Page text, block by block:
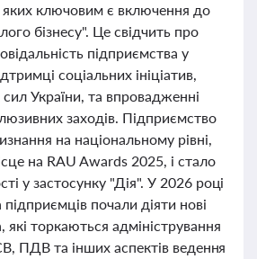
яких ключовим є включення до
бізнесу". Це свідчить про
підприємства у
соціальних ініціатив,
України, та впровадженні
заходів. Підприємство
на національному рівні,
на RAU Awards 2025, і стало
у застосунку "Дія". У 2026 році
підприємців почали діяти нові
які торкаються адміністрування
ПДВ та інших аспектів ведення